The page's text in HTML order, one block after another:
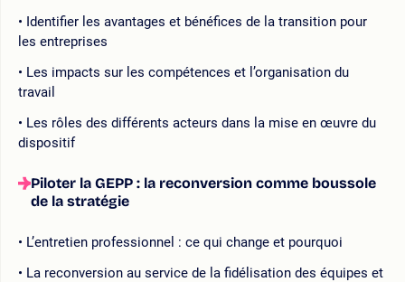
Identifier les avantages et bénéfices de la transition pour
les entreprises
Les impacts sur les compétences et l’organisation du
travail
Les rôles des différents acteurs dans la mise en œuvre du
dispositif
Piloter la GEPP : la reconversion comme boussole
de la stratégie
L’entretien professionnel : ce qui change et pourquoi
La reconversion au service de la fidélisation des équipes et